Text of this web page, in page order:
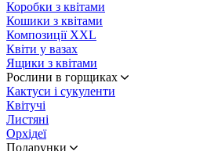
Коробки з квітами
Кошики з квітами
Композиції XXL
Квіти у вазах
Ящики з квітами
Рослини в горщиках
Кактуси і сукуленти
Квітучі
Листяні
Орхідеї
Подарунки